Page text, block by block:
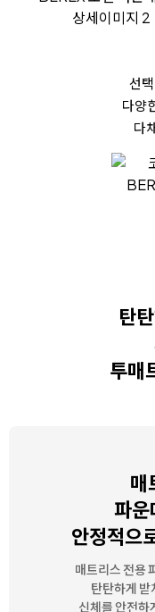
선
다양
다
탄
투매
매
파운
안정적으
매트리스 전용
탄탄하게 받
신체를 안전하